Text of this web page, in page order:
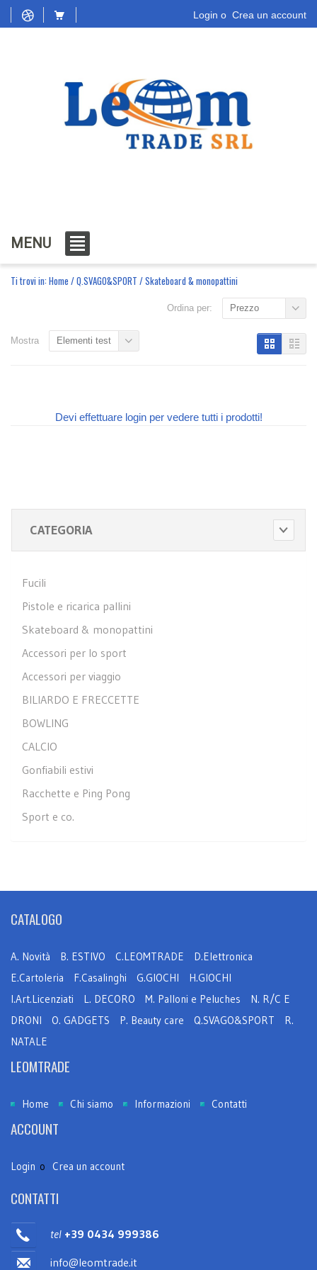
Login o Crea un account
MENU
Ti trovi in: Home /Q.SVAGO&SPORT /Skateboard & monopattini
Ordina per: Prezzo
Mostra Elementi test
Devi effettuare login per vedere tutti i prodotti!
CATEGORIA
Fucili
Pistole e ricarica pallini
Skateboard & monopattini
Accessori per lo sport
Accessori per viaggio
BILIARDO E FRECCETTE
BOWLING
CALCIO
Gonfiabili estivi
Racchette e Ping Pong
Sport e co.
CATALOGO
A. Novità B. ESTIVO C.LEOMTRADE
D.Elettronica
E.Cartoleria
F.Casalinghi G.GIOCHI
H.GIOCHI
I.Art.Licenziati
L. DECORO M. Palloni e Peluches
N. R/C E
DRONI
O. GADGETS P. Beauty care Q.SVAGO&SPORT
R.
NATALE
LEOMTRADE
Home Chi siamo Informazioni Contatti
ACCOUNT
Login o Crea un account
CONTATTI
tel +39 0434 999386
info@leomtrade.it